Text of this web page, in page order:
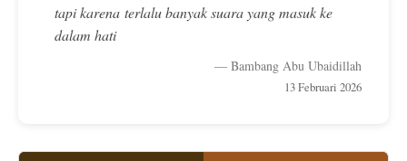
tapi karena terlalu banyak suara yang masuk ke
dalam hati
— Bambang Abu Ubaidillah
13 Februari 2026